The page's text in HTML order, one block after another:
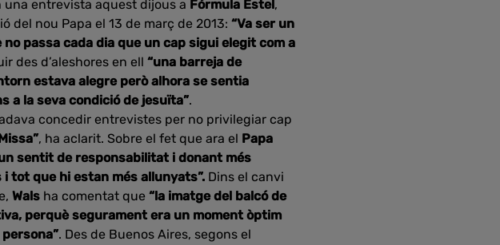
una entrevista aquest dijous a Fórmula Estel,
del nou Papa el 13 de març de 2013: “Va ser un
passa cada dia que un cap sigui elegit com a
des d’aleshores en ell “una barreja de
estava alegre però alhora se sentia
a la seva condició de jesuïta”.
concedir entrevistes per no privilegiar cap
, ha aclarit. Sobre el fet que ara el Papa
sentit de responsabilitat i donant més
tot que hi estan més allunyats”. Dins el canvi
Wals ha comentat que “la imatge del balcó de
perquè segurament era un moment òptim
. Des de Buenos Aires, segons el